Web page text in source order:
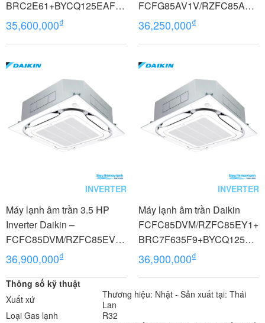
BRC2E61+BYCQ125EAF8
Inverter 3.5 HP (3.5 Ngựa) 3
pha
35,600,000₫
FCFG85AV1V/RZFC85AV1
9+BCR50GV
36,250,000₫
INVERTER
Máy lạnh âm trần 3.5 HP
Inverter Daikin –
FCFC85DVM/RZFC85EVM
+BRC7F635F9+BYCQ125E
AF 29.000 BTU điều khiển
không dây
36,900,000₫
INVERTER
Máy lạnh âm trần Daikin
FCFC85DVM/RZFC85EY1+
BRC7F635F9+BYCQ125EA
F8 Inverter 3.5 HP (3.5
Ngựa) 3 pha điều khiển
36,900,000₫
Thông số kỹ thuật
Xuất xứ
Thương hiệu: Nhật - Sản xuất tại: Thái
Lan
Loại Gas lạnh
R32